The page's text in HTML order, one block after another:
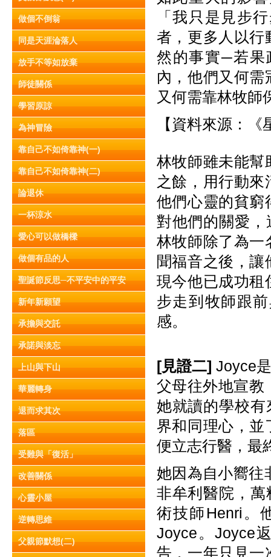
做個不倒翁
同是天涯淪落人
放手不等如放棄
師徒關係
學習原諒
為神冒險
靠自己不如倚靠神(一)
靠自己不如倚靠神(二)
論退休
一杯涼水
愛心可以做橋樑
做個有品的人
聖誕節反思─不平安中的平安
新年新願望
承擔與交託
承諾與淡忘
上山與下山
華麗轉身
退而求其次
落區
受難與「復活」
改善關係
心靈小屋
逆轉思維
父親節默想(二)
「我只是見步
者，更多人以行
然的事實─若果
內，他們又何
又何需靠林牧師
【資料來源：
林牧師雖未能幫
之餘，用行動
他們心靈的貧窮
對他們的關愛
林牧師除了為一
聞福音之後，
現今他已成功租
步走到牧師跟
感。
[見證二] Joyce
父母往外地宣教
她就讀的學校
界和同理心，並
便立志行醫，最
她因為自小嚮往
非牟利醫院，
術技師Henri。
Joyce。Joyce
告，一年只見一